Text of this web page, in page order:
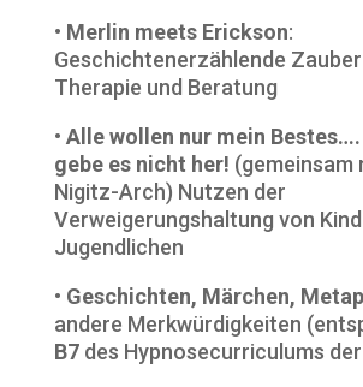
• Merlin meets Erickson:
Geschichtenerzählende
Therapie und Beratung
• Alle wollen nur mein
gebe es nicht her! (gemeinsam
Nigitz-Arch) Nutzen der
Verweigerungshaltung von
Jugendlichen
• Geschichten, Märchen,
andere Merkwürdigkeiten
B7des Hypnosecurriculums der